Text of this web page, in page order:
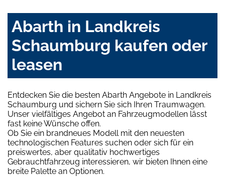
Abarth in Landkreis
Schaumburg kaufen oder
leasen
Entdecken Sie die besten Abarth Angebote in Landkreis
Schaumburg und sichern Sie sich Ihren Traumwagen.
Unser vielfältiges Angebot an Fahrzeugmodellen lässt
fast keine Wünsche offen.
Ob Sie ein brandneues Modell mit den neuesten
technologischen Features suchen oder sich für ein
preiswertes, aber qualitativ hochwertiges
Gebrauchtfahrzeug interessieren, wir bieten Ihnen eine
breite Palette an Optionen.